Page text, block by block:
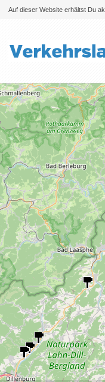
Auf dieser Website erhältst Du